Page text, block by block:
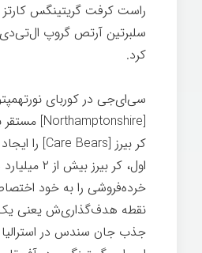
راست کرفت گريتينگس کارتز
سلبرتین آرتص گروپ
کرد.
سی‌ای‌جی در کوربای
[
Northamptonshire
کر بیرز [Care Bears] را
اول، کر بیرز
نقطه هدف‌گذاری‌ش یعنی یک
جذب جان سندس در استرالیا